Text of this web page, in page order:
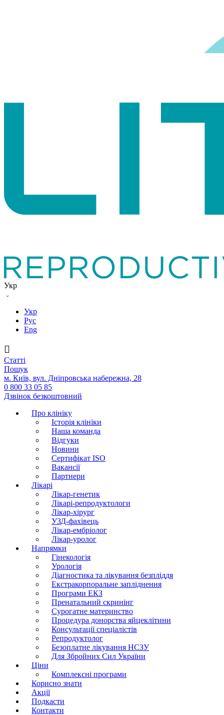
Укр
Укр
Рус
Eng
Статтi
Пошук
м. Київ, вул. Дніпровська набережна, 28
0 800 33 05 85
Дзвінок безкоштовний
Про клініку
Історія клініки
Наша команда
Вiдгуки
Новини
Сертифікат ISO
Вакансії
Партнери
Лікарі
Лікар-генетик
Лікарі-репродуктологи
Лікар-хірург
УЗД-фахівець
Лікар-ембріолог
Лікар-уролог
Напрямки
Гінекологія
Урологія
Діагностика та лікування безпліддя
Екстракорпоральне запліднення
Програми ЕКЗ
Пренатальний скринінг
Сурогатне материнство
Процедура донорства яйцеклітини
Консультації спеціалістів
Репродуктолог
Безоплатне лікування НСЗУ
Для Збройних Сил України
Ціни
Комплексні програми
Корисно знати
Акції
Подкасти
Контакти